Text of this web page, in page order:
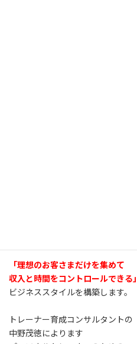
「理想のお客さまだけを集めて
収入と時間をコントロールできる」
ビジネススタイルを構築します。
トレーナー育成コンサルタントの
中野茂徳によります